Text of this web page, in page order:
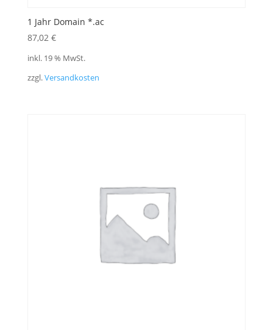
1 Jahr Domain *.ac
87,02 €
inkl. 19 % MwSt.
zzgl.Versandkosten